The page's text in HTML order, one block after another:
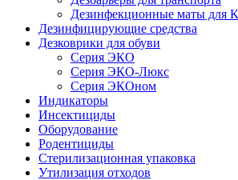
Дезинфекционные маты для
Дезинфицирующие средства
Дезковрики для обуви
Серия ЭКО
Серия ЭКО-Люкс
Серия ЭКОном
Индикаторы
Инсектициды
Оборудование
Родентициды
Стерилизационная упаковка
Утилизация отходов